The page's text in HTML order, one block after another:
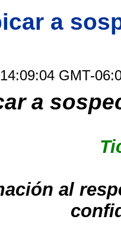
a
GMT-
a
al